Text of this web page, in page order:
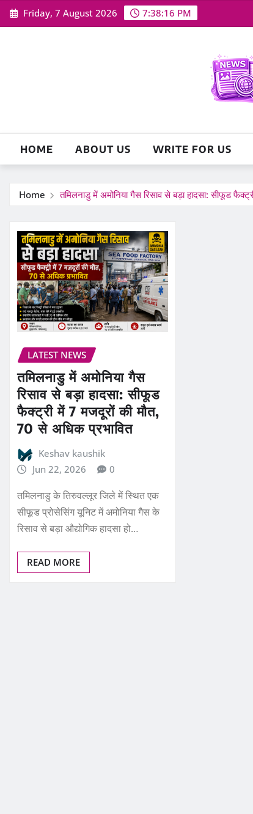
Skip
to
Friday, 7 August 2026 7:38:17 PM
HOME ABOUT US WRITE FOR US
Home तमिलनाडु में अमोनिया गैस रिसाव से बड़ा हादसा: सीफूड
LATEST NEWS
तमिलनाडु में अमोनिया गैस
रिसाव से बड़ा हादसा: सीफूड
फैक्ट्री में 7 मजदूरों की मौत,
70 से अधिक प्रभावित
Keshav kaushik
Jun 22, 2026
0
तमिलनाडु के तिरुवल्लूर जिले में स्थित एक
सीफूड प्रोसेसिंग यूनिट में अमोनिया गैस के
रिसाव से बड़ा औद्योगिक हादसा हो…
READ MORE